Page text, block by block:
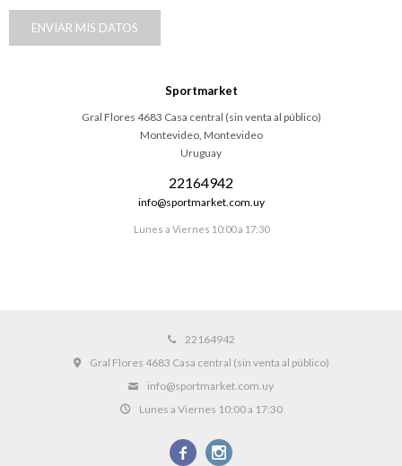
ENVIAR MIS DATOS
Sportmarket
Gral Flores 4683 Casa central (sin venta al público)
Montevideo, Montevideo
Uruguay
22164942
info@sportmarket.com.uy
Lunes a Viernes 10:00 a 17:30
22164942
Gral Flores 4683 Casa central (sin venta al público)
info@sportmarket.com.uy
Lunes a Viernes 10:00 a 17:30
 